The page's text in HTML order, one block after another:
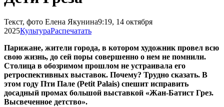
Текст, фото Елена Якунина9:19, 14 октября
2025КультураРаспечатать
Парижане, жители города, в котором художник провел всю
свою жизнь, до сей поры совершенно о нем не помнили.
Столица в обозримом прошлом не устраивала его
ретроспективных выставок. Почему? Трудно сказать. В
этом году Пти Пале (Petit Palais) спешит исправить
досадный промах большой выставкой «Жан-Батист Грез.
Высвеченное детство».